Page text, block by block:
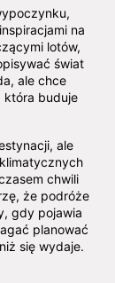
na
lotów,
świat
ale chce
która buduje
ale
chwili
że podróże
gdy pojawia
planować
się wydaje.